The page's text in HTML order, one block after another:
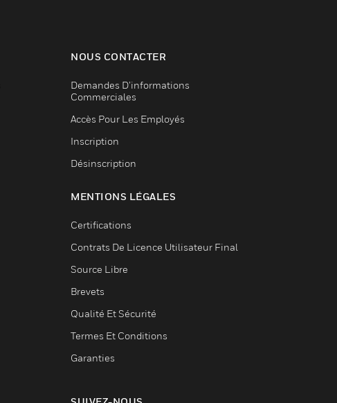
NOUS CONTACTER
Demandes D’informations
Commerciales
Accès Pour Les Employés
Inscription
Désinscription
MENTIONS LÉGALES
Certifications
Contrats De Licence Utilisateur Final
Source Libre
Brevets
Qualité Et Sécurité
Termes Et Conditions
Garanties